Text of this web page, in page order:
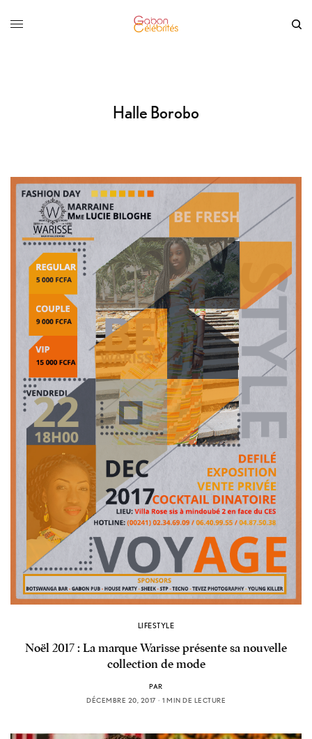
Halle Borobo
LIFESTYLE
Noël 2017 : La marque Warisse présente sa nouvelle
collection de mode
PAR
DÉCEMBRE 20, 2017
1 MIN DE LECTURE